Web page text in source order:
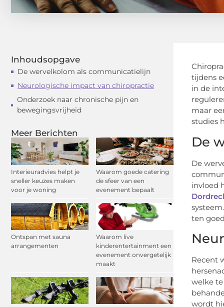
Inhoudsopgave
De wervelkolom als communicatielijn
Neurologische impact van chiropractie
Onderzoek naar chronische pijn en
bewegingsvrijheid
Meer Berichten
Interieuradvies helpt je
sneller keuzes maken
voor je woning
Waarom goede catering
de sfeer van een
evenement bepaalt
Ontspan met sauna
arrangementen
Waarom live
kinderentertainment een
evenement onvergetelijk
maakt
tijdens
in de
maar
studies
De
De
invloed
ten
Recent
welke
wordt